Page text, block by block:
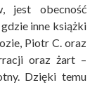
jest obecność
inne książki
Piotr C. oraz
oraz żart –
Dzięki temu